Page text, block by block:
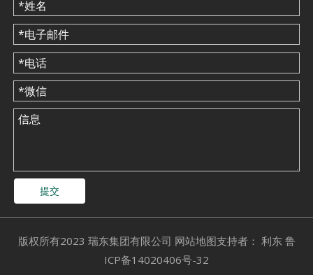
瑞东商用空调和中央冷冻水系统：主要区别和选型指南
提交
​版权所有2023 瑞东集团有限公司 网站地图支持者： 利东 鲁
ICP备14020406号-32